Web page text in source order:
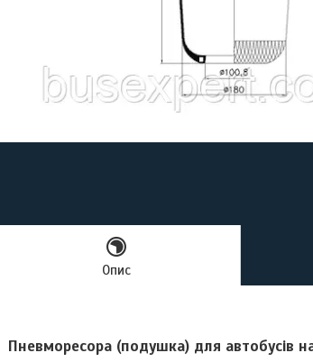
Опис
Пневморесора (подушка) для автобусів